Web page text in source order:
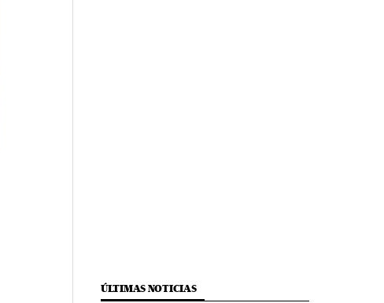
ÚLTIMAS NOTICIAS